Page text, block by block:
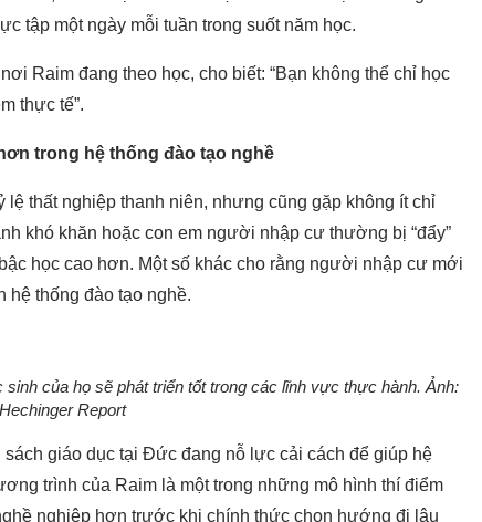
tập một ngày mỗi tuần trong suốt năm học.
Raim đang theo học, cho biết: “Bạn không thể chỉ học
thực tế”.
trong hệ thống đào tạo nghề
thất nghiệp thanh niên, nhưng cũng gặp không ít chỉ
khó khăn hoặc con em người nhập cư thường bị “đẩy”
học cao hơn. Một số khác cho rằng người nhập cư mới
hệ thống đào tạo nghề.
của họ sẽ phát triển tốt trong các lĩnh vực thực hành. Ảnh:
Report
giáo dục tại Đức đang nỗ lực cải cách để giúp hệ
trình của Raim là một trong những mô hình thí điểm
nghiệp hơn trước khi chính thức chọn hướng đi lâu